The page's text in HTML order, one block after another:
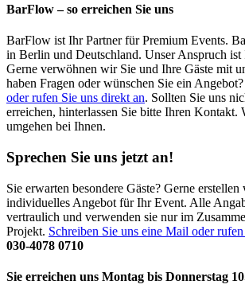
BarFlow – so erreichen Sie uns
BarFlow ist Ihr Partner für Premium Events.
in Berlin und Deutschland. Unser Anspruch
Gerne verwöhnen wir Sie und Ihre Gäste mit
haben Fragen oder wünschen Sie ein Angebot?
oder rufen Sie uns direkt an. Sollten Sie uns
erreichen, hinterlassen Sie bitte Ihren Kontakt.
umgehen bei Ihnen.
Sprechen Sie uns jetzt an!
Sie erwarten besondere Gäste? Gerne
individuelles Angebot für Ihr Event. Alle
vertraulich und verwenden sie nur im
Projekt. Schreiben Sie uns eine Mail oder
030-4078 0710
Sie erreichen uns Montag bis Donnerstag